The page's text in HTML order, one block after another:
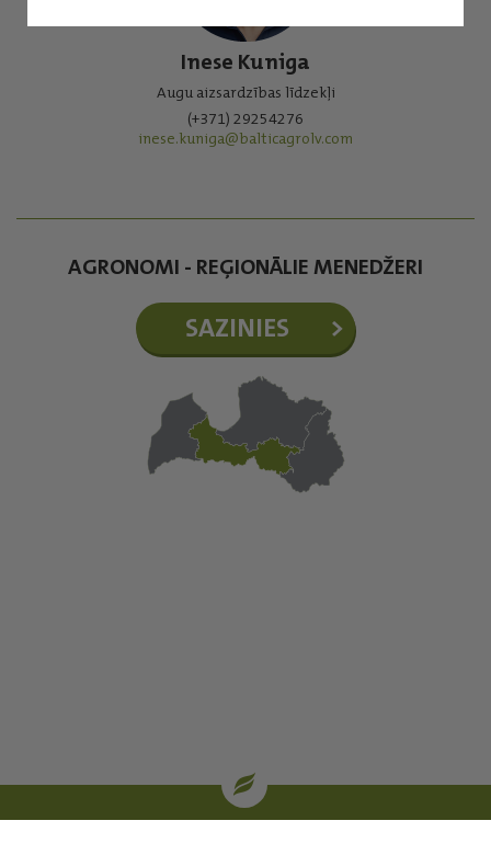
Inese Kuniga
Augu aizsardzības līdzekļi
(+371) 29254276
inese.kuniga@balticagrolv.com
AGRONOMI - REĢIONĀLIE MENEDŽERI
SAZINIES